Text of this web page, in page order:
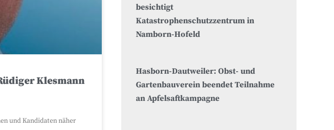
Klesmann
und Kandidaten näher
besichtigt
Katastrophenschutzzentrum in
Namborn-Hofeld
Hasborn-Dautweiler: Obst- und
Gartenbauverein beendet Teilnahme
an Apfelsaftkampagne